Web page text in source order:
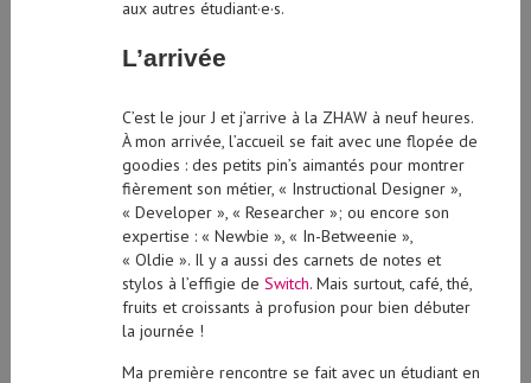
À mon arrivée, l’accueil se fait avec une flopée de
goodies : des petits pin’s aimantés pour montrer
fièrement son métier, « Instructional Designer »,
« Developer », « Researcher »; ou encore son
expertise : « Newbie », « In-Betweenie »,
« Oldie ». Il y a aussi des carnets de notes et
stylos à l’effigie deSwitch. Mais surtout, café, thé,
fruits et croissants à profusion pour bien débuter
la journée !
informatique de Lugano en échange à l’ETH et